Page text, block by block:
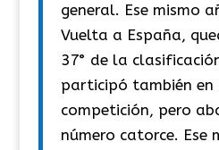
general. Ese mismo
Vuelta a España,
37° de la
participó también en
competición, pero
número catorce. Ese